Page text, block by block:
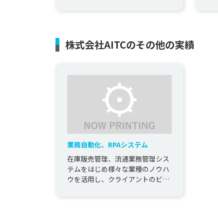
す。
ト
株式会社AITCのその他の実績
業務自動化、RPAシステム
在庫販売管理、流通業務管理シス
テムをはじめ様々な業種のノウハ
ウを活用し、クライアントのビジ
せた最適な業務自動化システムを